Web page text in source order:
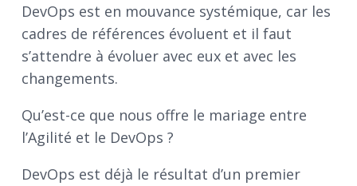
DevOps est en mouvance systémique, car les
cadres de références évoluent et il faut
s’attendre à évoluer avec eux et avec les
changements.
Qu’est-ce que nous offre le mariage entre
l’Agilité et le DevOps ?
DevOps est déjà le résultat d’un premier